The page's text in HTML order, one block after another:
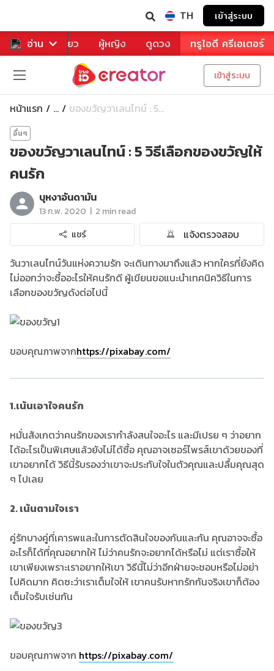
TH เข้าสู่ระบบ
อ่าน
หาร ท่องเที่ยว ผู้หญิง ดูดวง ทรูไอดี ครีเอเตอร์
เข้าสู่ระบบ
หน้าแรก ... ของขวัญวาเลนไทน์ : 5...
อื่นๆ
ของขวัญวาเลนไทน์ : 5 วิธีเลือกของขวัญให้
คนรัก
บุหงาอันดามัน
13 ก.พ. 2020 | 2 min read
แชร์
แจ้งตรวจสอบ
วันวาเลนไทน์วันแห่งความรัก จะเดินทางมาถึงแล้ว หากใครที่ยังคิด
ไม่ออกว่าจะซื้ออะไรให้คนรักดี ผู้เขียนขอแนะนำเทคนิควิธีในการ
เลือกของขวัญดังต่อไปนี้
ขอบคุณภาพจากhttps://pixabay.com/
1.เน้นเอาใจคนรัก
หมั่นสังเกตว่าคนรักของเรากำลังสนใจอะไร และมีเปรย ๆ ว่าอยาก
ได้อะไรเป็นพิเศษแล้วยังไม่ได้ซื้อ คุณอาจเซอร์ไพรส์เขาด้วยของที่
เขาอยากได้ วิธีนี้รับรองว่าเขาจะประทับใจในตัวคุณและปลื้มคุณสุด
ๆ ไปเลย
2.เน้นตามใจเรา
คู่รักบางคู่ที่เคารพและในการตัดสินใจของกันและกัน คุณอาจจะซื้อ
อะไรก็ได้ที่คุณอยากให้ ไม่ว่าคนรักจะอยากได้หรือไม่ แต่เราซื้อให้
เขาเพียงเพราะเราอยากให้เขา วิธีนี้ไม่ว่าอีกฝ่ายจะชอบหรือไม่อย่า
ไปคิดมาก คิดซะว่าเราเต็มใจให้ เขาคนรับหากรักกันจริงเขาก็ต้อง
เต็มใจรับเช่นกัน
ขอบคุณภาพจาก https://pixabay.com/